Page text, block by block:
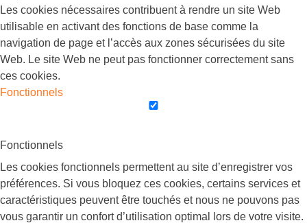
Les cookies nécessaires contribuent à rendre un site Web
utilisable en activant des fonctions de base comme la
navigation de page et l’accès aux zones sécurisées du site
Web. Le site Web ne peut pas fonctionner correctement sans
ces cookies.
Fonctionnels
Fonctionnels
Les cookies fonctionnels permettent au site d’enregistrer vos
préférences. Si vous bloquez ces cookies, certains services et
caractéristiques peuvent être touchés et nous ne pouvons pas
vous garantir un confort d’utilisation optimal lors de votre visite.